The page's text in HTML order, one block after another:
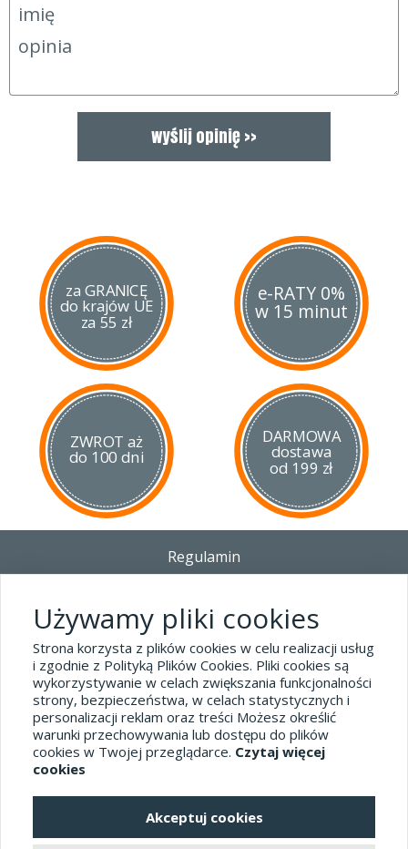
Nóż posiada w komplecie pochewkę wykonaną z materiału
Secure-Ex®, która pewnie trzyma głownię i nie pozwala na jej
przypadkowe wypadnięcie. Do pochewki dołączony jest
za GRANICĘ
do krajów UE
za 55 zł
e-RATY 0%
w 15 minut
ZWROT aż
do 100 dni
DARMOWA
dostawa
od 199 zł
Regulamin
Polityka prywatności i pliki cookies
Blog
Dane kontaktowe
tel.32 445-74-07
sklep@hard-skin.pl
pełna wersja sklepu
Używamy pliki cookies
Strona korzysta z plików cookies w celu realizacji usług
i zgodnie z Polityką Plików Cookies. Pliki cookies są
wykorzystywanie w celach zwiększania funkcjonalności
strony, bezpieczeństwa, w celach statystycznych i
personalizacji reklam oraz treści Możesz określić
warunki przechowywania lub dostępu do plików
cookies w Twojej przeglądarce. Czytaj więcej
cookies
Akceptuj cookies